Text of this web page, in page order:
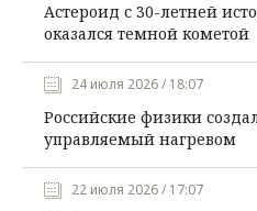
Астероид с 30-летней
оказался темной кометой
24 июля 2026 / 18:07
Российские физики
управляемый нагревом
22 июля 2026 / 17:07